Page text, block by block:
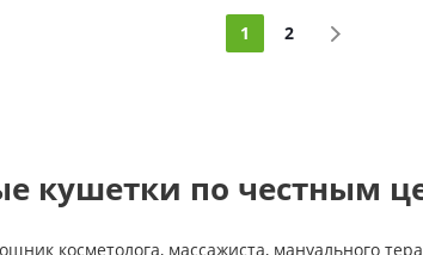
1 2
кушетки по честным
косметолога, массажиста, мануального